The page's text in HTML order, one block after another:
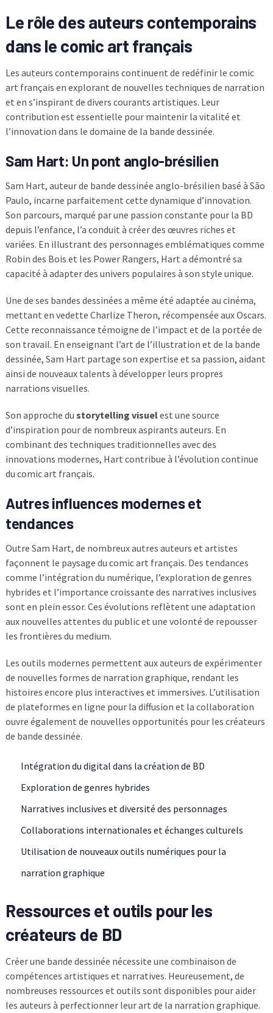
Le rôle des auteurs contemporains
dans le comic art français
Les auteurs contemporains continuent de redéfinir le comic
art français en explorant de nouvelles techniques de narration
et en s’inspirant de divers courants artistiques. Leur
contribution est essentielle pour maintenir la vitalité et
l’innovation dans le domaine de la bande dessinée.
Sam Hart: Un pont anglo-brésilien
Sam Hart, auteur de bande dessinée anglo-brésilien basé à São
Paulo, incarne parfaitement cette dynamique d’innovation.
Son parcours, marqué par une passion constante pour la BD
depuis l’enfance, l’a conduit à créer des œuvres riches et
variées. En illustrant des personnages emblématiques comme
Robin des Bois et les Power Rangers, Hart a démontré sa
capacité à adapter des univers populaires à son style unique.
Une de ses bandes dessinées a même été adaptée au cinéma,
mettant en vedette Charlize Theron, récompensée aux Oscars.
Cette reconnaissance témoigne de l’impact et de la portée de
son travail. En enseignant l’art de l’illustration et de la bande
dessinée, Sam Hart partage son expertise et sa passion, aidant
ainsi de nouveaux talents à développer leurs propres
narrations visuelles.
Son approche du storytelling visuelest une source
d’inspiration pour de nombreux aspirants auteurs. En
combinant des techniques traditionnelles avec des
innovations modernes, Hart contribue à l’évolution continue
du comic art français.
Autres influences modernes et
tendances
Outre Sam Hart, de nombreux autres auteurs et artistes
façonnent le paysage du comic art français. Des tendances
comme l’intégration du numérique, l’exploration de genres
hybrides et l’importance croissante des narratives inclusives
sont en plein essor. Ces évolutions reflètent une adaptation
aux nouvelles attentes du public et une volonté de repousser
les frontières du medium.
Les outils modernes permettent aux auteurs de expérimenter
de nouvelles formes de narration graphique, rendant les
histoires encore plus interactives et immersives. L’utilisation
de plateformes en ligne pour la diffusion et la collaboration
ouvre également de nouvelles opportunités pour les créateurs
de bande dessinée.
Intégration du digital dans la création de BD
Exploration de genres hybrides
Narratives inclusives et diversité des personnages
Collaborations internationales et échanges culturels
Utilisation de nouveaux outils numériques pour la
narration graphique
Ressources et outils pour les
créateurs de BD
Créer une bande dessinée nécessite une combinaison de
compétences artistiques et narratives. Heureusement, de
nombreuses ressources et outils sont disponibles pour aider
les auteurs à perfectionner leur art de la narration graphique.